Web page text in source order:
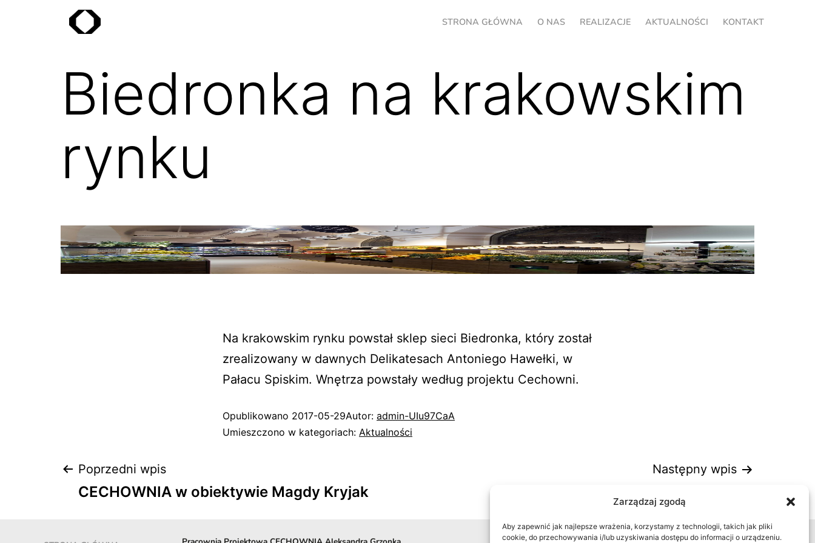
Zarządzaj zgodą
Aby zapewnić jak najlepsze wrażenia, korzystamy z technologii, takich jak pliki
cookie, do przechowywania i/lub uzyskiwania dostępu do informacji o urządzeniu.
STRONA GŁÓWNA O NAS REALIZACJE AKTUALNOŚCI KONTAKT
Biedronka na krakowskim
rynku
Na krakowskim rynku powstał sklep sieci Biedronka, który został
zrealizowany w dawnych Delikatesach Antoniego Hawełki, w
Pałacu Spiskim. Wnętrza powstały według projektu Cechowni.
Opublikowano 2017-05-29Autor: admin-UIu97CaA
Umieszczono w kategoriach: Aktualności
Poprzedni wpis
CECHOWNIA w obiektywie Magdy Kryjak
Następny wpis